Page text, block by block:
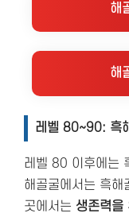
해
해
레벨 80~90: 흑
레벨 80 이후에는
해골굴에서는 흑해
곳에서는 생존력을